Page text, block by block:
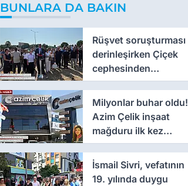
BUNLARA DA BAKIN
Rüşvet soruşturması
derinleşirken Çiçek
cephesinden
'montaj' savunması
Milyonlar buhar oldu!
Azim Çelik inşaat
mağduru ilk kez
konuştu
İsmail Sivri, vefatının
19. yılında duygu